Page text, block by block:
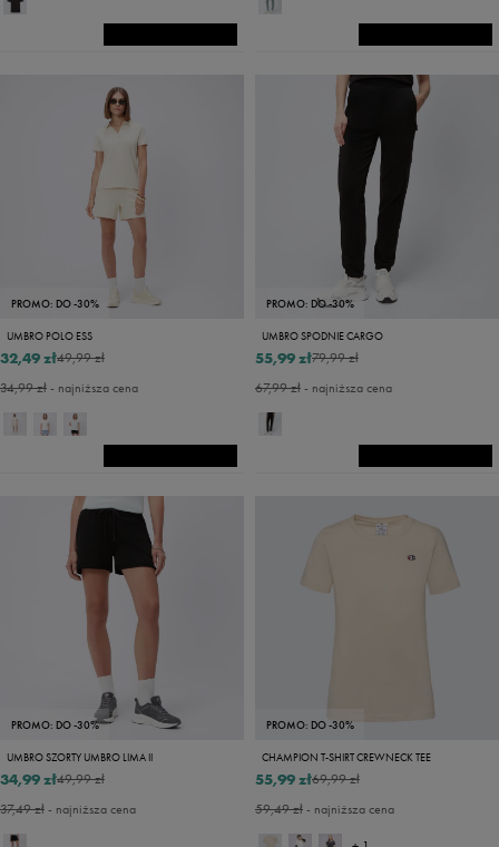
PROMO: DO -30%
UMBRO POLO ESS
49,99 zł
32,49 zł
34,99 zł- najniższa cena
PROMO: DO -30%
UMBRO SPODNIE CARGO
79,99 zł
55,99 zł
67,99 zł- najniższa cena
PROMO: DO -30%
UMBRO SZORTY UMBRO LIMA II
49,99 zł
34,99 zł
37,49 zł- najniższa cena
PROMO: DO -30%
CHAMPION T-SHIRT CREWNECK TEE
69,99 zł
55,99 zł
59,49 zł- najniższa cena